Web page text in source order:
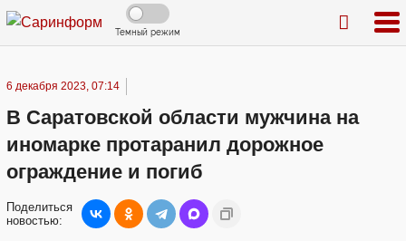
Темный режим
6 декабря 2023, 07:14
В Саратовской области мужчина на
иномарке протаранил дорожное
ограждение и погиб
Поделиться
новостью: